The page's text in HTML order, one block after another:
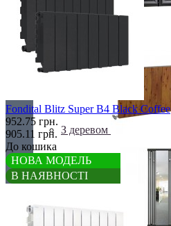
З деревом
Fondital Blitz Super B4 Black Coffee
952.75 грн.
905.11 грн.
До кошика
НОВА МОДЕЛЬ
В НАЯВНОСТІ